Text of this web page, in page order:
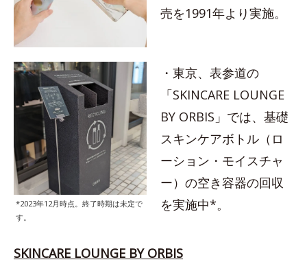
売を1991年より実施。
*2023年12月時点。終了時期は未定で
す。
・東京、表参道の
「SKINCARE LOUNGE
BY ORBIS」では、基礎
スキンケアボトル（ロ
ーション・モイスチャ
ー）の空き容器の回収
を実施中*。
SKINCARE LOUNGE BY ORBIS